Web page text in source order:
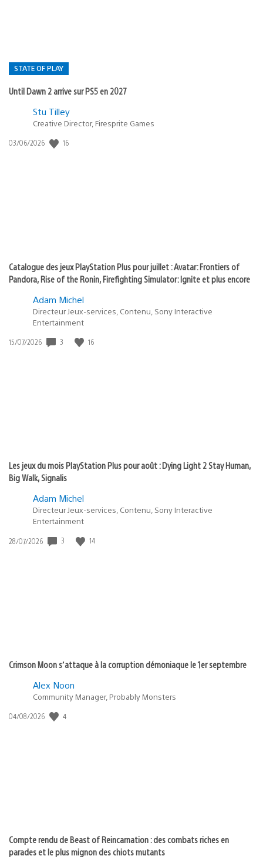
STATE OF PLAY
Until Dawn 2 arrive sur PS5 en 2027
Postée
:
Stu Tilley
Creative Director, Firesprite Games
Date
03/06/2026 16
Catalogue des jeux PlayStation Plus pour juillet : Avatar: Frontiers of
Pandora, Rise of the Ronin, Firefighting Simulator: Ignite et plus encore
Adam Michel
Directeur Jeux-services, Contenu, Sony Interactive
Entertainment
Date
15/07/2026 3 16
Les jeux du mois PlayStation Plus pour août : Dying Light 2 Stay Human,
Big Walk, Signalis
Adam Michel
Directeur Jeux-services, Contenu, Sony Interactive
Entertainment
Date
28/07/2026 3 14
Crimson Moon s’attaque à la corruption démoniaque le 1er septembre
Alex Noon
Community Manager, Probably Monsters
Date
04/08/2026 4
Compte rendu de Beast of Reincarnation : des combats riches en
parades et le plus mignon des chiots mutants